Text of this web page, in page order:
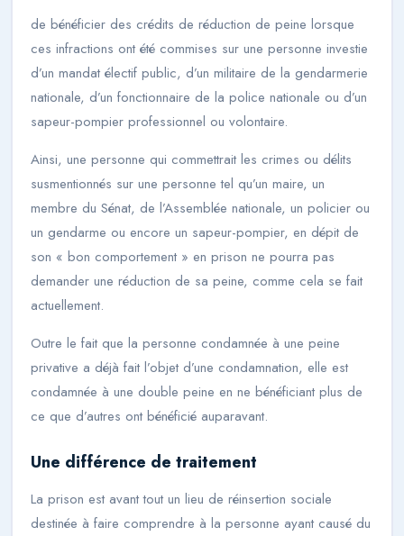
de bénéficier des crédits de réduction de peine lorsque
ces infractions ont été commises sur une personne investie
d’un mandat électif public, d’un militaire de la gendarmerie
nationale, d’un fonctionnaire de la police nationale ou d’un
sapeur-pompier professionnel ou volontaire.
Ainsi, une personne qui commettrait les crimes ou délits
susmentionnés sur une personne tel qu’un maire, un
membre du Sénat, de l’Assemblée nationale, un policier ou
un gendarme ou encore un sapeur-pompier, en dépit de
son « bon comportement » en prison ne pourra pas
demander une réduction de sa peine, comme cela se fait
actuellement.
Outre le fait que la personne condamnée à une peine
privative a déjà fait l’objet d’une condamnation, elle est
condamnée à une double peine en ne bénéficiant plus de
ce que d’autres ont bénéficié auparavant.
Une différence de traitement
La prison est avant tout un lieu de réinsertion sociale
destinée à faire comprendre à la personne ayant causé du